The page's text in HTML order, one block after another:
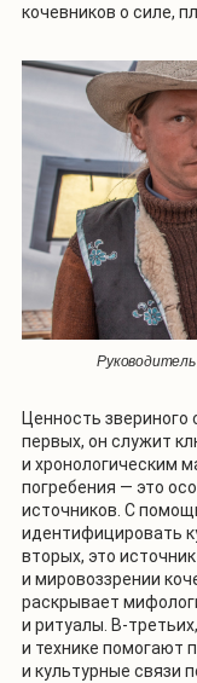
кочевников о силе,
Ценность звериного
первых, он служит
и хронологическим
погребения — это
источников. С
идентифицировать
вторых, это
и мировоззрении
раскрывает
и ритуалы. В-
и технике помогают
и культурные связи